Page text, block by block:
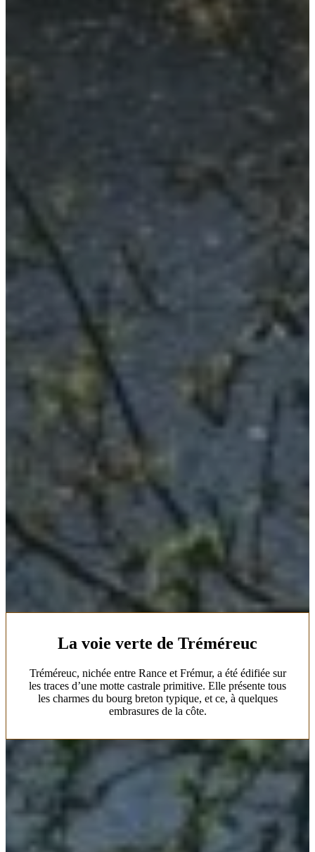
La voie verte de Tréméreuc
Tréméreuc, nichée entre Rance et Frémur, a été édifiée sur
les traces d’une motte castrale primitive. Elle présente tous
les charmes du bourg breton typique, et ce, à quelques
embrasures de la côte.